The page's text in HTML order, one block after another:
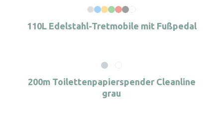
110L Edelstahl-Tretmobile mit Fußpedal
200m Toilettenpapierspender Cleanline
grau